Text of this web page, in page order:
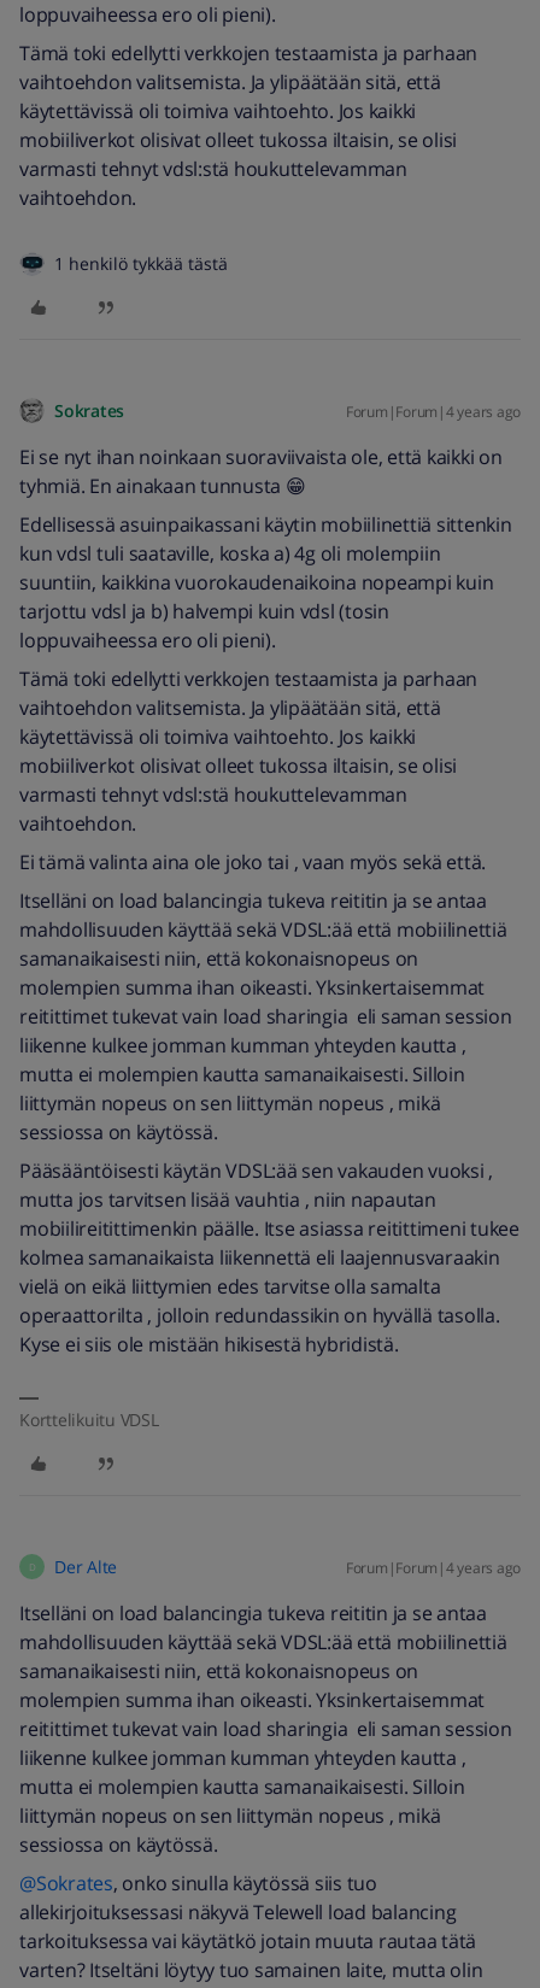
loppuvaiheessa ero oli pieni).
Tämä toki edellytti verkkojen testaamista ja parhaan
vaihtoehdon valitsemista. Ja ylipäätään sitä, että
käytettävissä oli toimiva vaihtoehto. Jos kaikki
mobiiliverkot olisivat olleet tukossa iltaisin, se olisi
varmasti tehnyt vdsl:stä houkuttelevamman
vaihtoehdon.
1 henkilö tykkää tästä
Sokrates Forum|Forum|4 years ago
Ei se nyt ihan noinkaan suoraviivaista ole, että kaikki on
tyhmiä. En ainakaan tunnusta 😁
Edellisessä asuinpaikassani käytin mobiilinettiä sittenkin
kun vdsl tuli saataville, koska a) 4g oli molempiin
suuntiin, kaikkina vuorokaudenaikoina nopeampi kuin
tarjottu vdsl ja b) halvempi kuin vdsl (tosin
loppuvaiheessa ero oli pieni).
Tämä toki edellytti verkkojen testaamista ja parhaan
vaihtoehdon valitsemista. Ja ylipäätään sitä, että
käytettävissä oli toimiva vaihtoehto. Jos kaikki
mobiiliverkot olisivat olleet tukossa iltaisin, se olisi
varmasti tehnyt vdsl:stä houkuttelevamman
vaihtoehdon.
Ei tämä valinta aina ole joko tai , vaan myös sekä että.
Itselläni on load balancingia tukeva reititin ja se antaa
mahdollisuuden käyttää sekä VDSL:ää että mobiilinettiä
samanaikaisesti niin, että kokonaisnopeus on
molempien summa ihan oikeasti. Yksinkertaisemmat
reitittimet tukevat vain load sharingia eli saman session
liikenne kulkee jomman kumman yhteyden kautta ,
mutta ei molempien kautta samanaikaisesti. Silloin
liittymän nopeus on sen liittymän nopeus , mikä
sessiossa on käytössä.
Pääsääntöisesti käytän VDSL:ää sen vakauden vuoksi ,
mutta jos tarvitsen lisää vauhtia , niin napautan
mobiilireitittimenkin päälle. Itse asiassa reitittimeni tukee
kolmea samanaikaista liikennettä eli laajennusvaraakin
vielä on eikä liittymien edes tarvitse olla samalta
operaattorilta , jolloin redundassikin on hyvällä tasolla.
Kyse ei siis ole mistään hikisestä hybridistä.
Korttelikuitu VDSL
D Der Alte Forum|Forum|4 years ago
Itselläni on load balancingia tukeva reititin ja se antaa
mahdollisuuden käyttää sekä VDSL:ää että mobiilinettiä
samanaikaisesti niin, että kokonaisnopeus on
molempien summa ihan oikeasti. Yksinkertaisemmat
reitittimet tukevat vain load sharingia eli saman session
liikenne kulkee jomman kumman yhteyden kautta ,
mutta ei molempien kautta samanaikaisesti. Silloin
liittymän nopeus on sen liittymän nopeus , mikä
sessiossa on käytössä.
@Sokrates, onko sinulla käytössä siis tuo
allekirjoituksessasi näkyvä Telewell load balancing
tarkoituksessa vai käytätkö jotain muuta rautaa tätä
varten? Itseltäni löytyy tuo samainen laite, mutta olin